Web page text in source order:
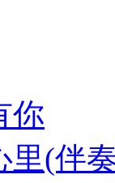
你
里(伴